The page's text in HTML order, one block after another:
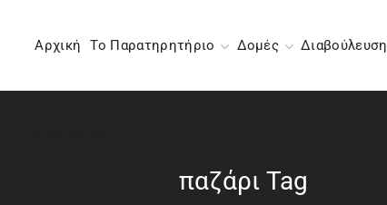
Αρχική Το Παρατηρητήριο Δομές Διαβούλευση
παζάρι Tag